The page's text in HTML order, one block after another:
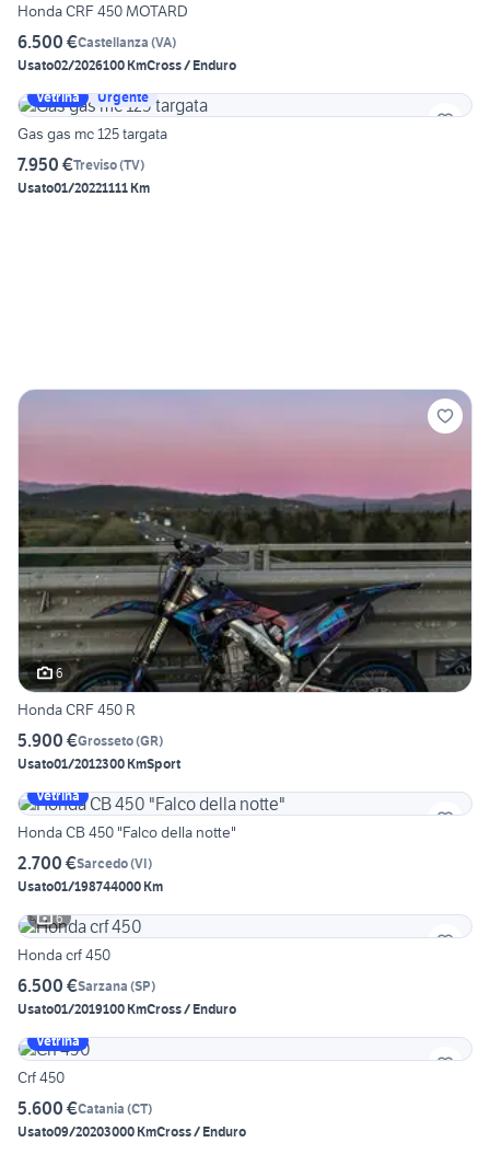
Honda CRF 450 MOTARD
6.500 €Castellanza (VA)
Usato02/2026100 KmCross / Enduro
Vetrina
Urgente
Gas gas mc 125 targata
7.950 €Treviso(TV)
Usato01/20221111 Km
6
Honda CRF 450 R
5.900 €Grosseto(GR)
Usato01/2012300 KmSport
Vetrina
Honda CB 450 "Falco della notte"
2.700 €Sarcedo(VI)
Usato01/198744000 Km
6
Honda crf 450
6.500 €Sarzana (SP)
Usato01/2019100 KmCross / Enduro
Vetrina
Crf 450
5.600 €Catania (CT)
Usato09/20203000 KmCross / Enduro